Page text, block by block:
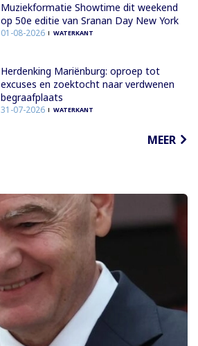
Muziekformatie Showtime dit weekend
op 50e editie van Sranan Day New York
01-08-2026 WATERKANT
Herdenking Mariënburg: oproep tot
excuses en zoektocht naar verdwenen
begraafplaats
31-07-2026 WATERKANT
MEER